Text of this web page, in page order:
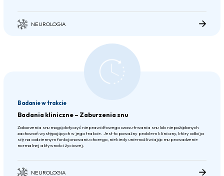
NEUROLOGIA
Badanie w trakcie
Badania kliniczne – Zaburzenia snu
Zaburzenia snu mogą dotyczyć nieprawidłowego czasu trwania snu lub niepożądanych
zachowań występujących w jego trakcie. Jest to poważny problem kliniczny, który odbija
się na codziennym funkcjonowaniu chorego, niekiedy uniemożliwiając mu prowadzenie
normalnej aktywności życiowej.
NEUROLOGIA